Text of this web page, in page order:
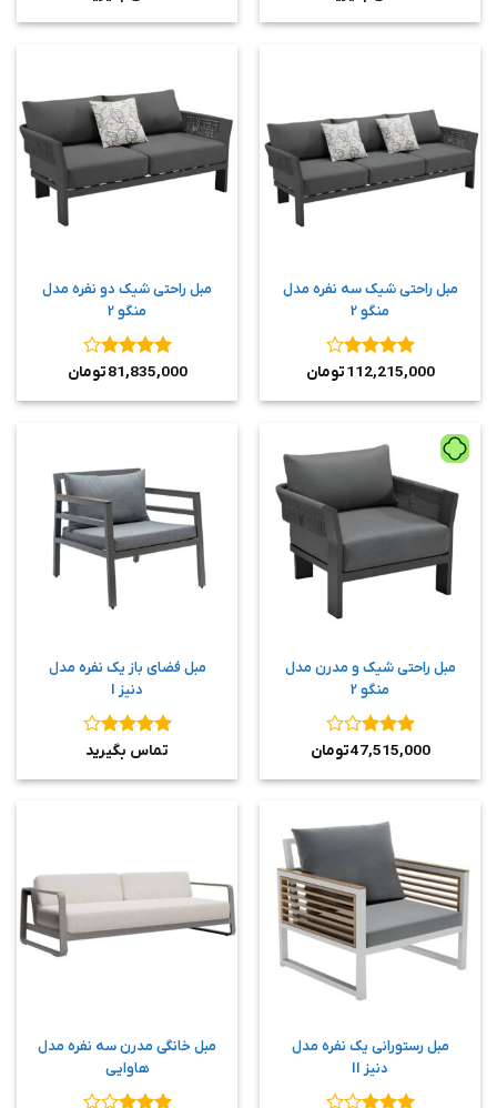
مبل راحتی شیک سه نفره مدل
منگو 2
نمره4
112,215,000تومان
مبل راحتی شیک دو نفره مدل
منگو 2
نمره4
81,835,000تومان
مبل راحتی شیک و مدرن مدل
منگو 2
نمره3
47,515,000تومان
مبل فضای باز یک نفره مدل
دنیز I
نمره 4
تماس بگیرید
مبل رستورانی یک نفره مدل
دنیز II
مبل خانگی مدرن سه نفره مدل
هاوایی